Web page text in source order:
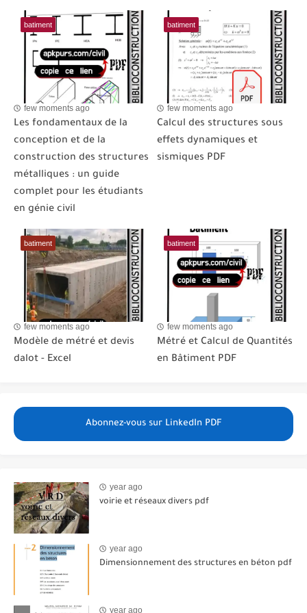
batiment
few moments ago
Les fondamentaux de la
conception et de la
construction des structures
métalliques : un guide
complet pour les étudiants
en génie civil
batiment
few moments ago
Calcul des structures sous
effets dynamiques et
sismiques PDF
batiment
few moments ago
Modèle de métré et devis
dalot - Excel
batiment
few moments ago
Métré et Calcul de Quantités
en Bâtiment PDF
Abonnez-vous sur LinkedIn PDF
year ago
voirie et réseaux divers pdf
year ago
Dimensionnement des structures en béton pdf
year ago